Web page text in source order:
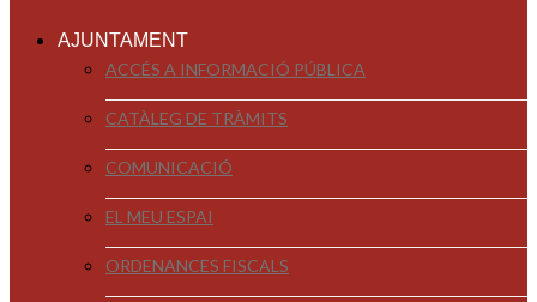
AJUNTAMENT
ACCÉS A INFORMACIÓ PÚBLICA
CATÀLEG DE TRÀMITS
COMUNICACIÓ
EL MEU ESPAI
ORDENANCES FISCALS